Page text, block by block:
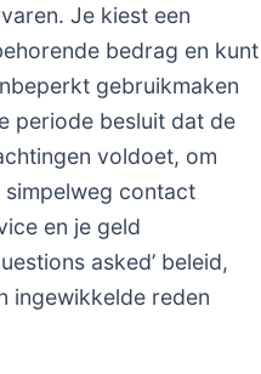
Je kiest een
bedrag en kunt
gebruikmaken
periode besluit dat de
voldoet, om
contact
en je geld
asked’ beleid,
ingewikkelde reden